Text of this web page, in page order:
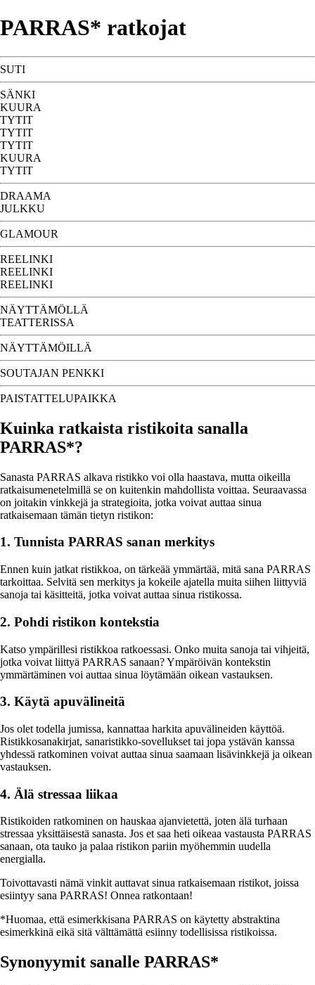
PARRAS* ratkojat
SUTI
SÄNKI
KUURA
TYTIT
TYTIT
TYTIT
KUURA
TYTIT
DRAAMA
JULKKU
GLAMOUR
REELINKI
REELINKI
REELINKI
NÄYTTÄMÖLLÄ
TEATTERISSA
NÄYTTÄMÖILLÄ
SOUTAJAN PENKKI
PAISTATTELUPAIKKA
Kuinka ratkaista ristikoita sanalla
PARRAS*?
Sanasta PARRAS alkava ristikko voi olla haastava, mutta oikeilla
ratkaisumenetelmillä se on kuitenkin mahdollista voittaa. Seuraavassa
on joitakin vinkkejä ja strategioita, jotka voivat auttaa sinua
ratkaisemaan tämän tietyn ristikon:
1. Tunnista PARRAS sanan merkitys
Ennen kuin jatkat ristikkoa, on tärkeää ymmärtää, mitä sana PARRAS
tarkoittaa. Selvitä sen merkitys ja kokeile ajatella muita siihen liittyviä
sanoja tai käsitteitä, jotka voivat auttaa sinua ristikossa.
2. Pohdi ristikon kontekstia
Katso ympärillesi ristikkoa ratkoessasi. Onko muita sanoja tai vihjeitä,
jotka voivat liittyä PARRAS sanaan? Ympäröivän kontekstin
ymmärtäminen voi auttaa sinua löytämään oikean vastauksen.
3. Käytä apuvälineitä
Jos olet todella jumissa, kannattaa harkita apuvälineiden käyttöä.
Ristikkosanakirjat, sanaristikko-sovellukset tai jopa ystävän kanssa
yhdessä ratkominen voivat auttaa sinua saamaan lisävinkkejä ja oikean
vastauksen.
4. Älä stressaa liikaa
Ristikoiden ratkominen on hauskaa ajanvietettä, joten älä turhaan
stressaa yksittäisestä sanasta. Jos et saa heti oikeaa vastausta PARRAS
sanaan, ota tauko ja palaa ristikon pariin myöhemmin uudella
energialla.
Toivottavasti nämä vinkit auttavat sinua ratkaisemaan ristikot, joissa
esiintyy sana PARRAS! Onnea ratkontaan!
*Huomaa, että esimerkkisana PARRAS on käytetty abstraktina
esimerkkinä eikä sitä välttämättä esiinny todellisissa ristikoissa.
Synonyymit sanalle PARRAS*